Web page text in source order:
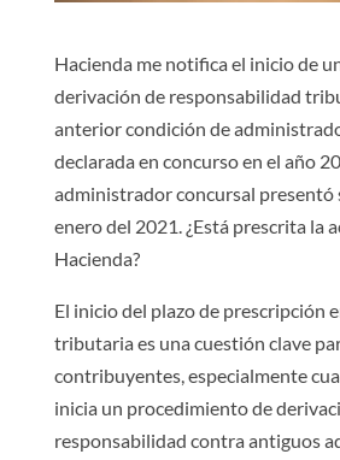
Hacienda me notifica el inicio de
derivación de responsabilidad
anterior condición de
declarada en concurso en el año
administrador concursal presentó
enero del 2021. ¿Está prescrita la
Hacienda?
El inicio del plazo de prescripción
tributaria es una cuestión clave
contribuyentes, especialmente
inicia un procedimiento de
responsabilidad contra antiguos